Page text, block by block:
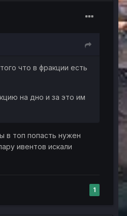
что в фракции есть
на дно и за это им
в топ попасть нужен
ивентов искали
1